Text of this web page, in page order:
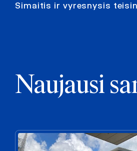
Simaitis ir vyresnysis
Naujausi